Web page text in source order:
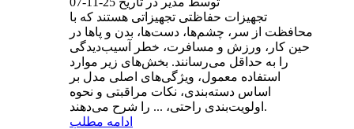
تجهیزات حفاظتی تجهیزاتی هستند که با
محافظت از سر، چشم‌ها، دست‌ها، بدن و پاها در
حین کار، ورزش و مسافرت، خطر آسیب‌دیدگی
را به حداقل می‌رسانند. بخش‌های زیر موارد
استفاده معمول، ویژگی‌های اصلی مدل بر
اساس دسته‌بندی، نکات مراقبتی و نحوه
اولویت‌بندی راحتی، ... را شرح می‌دهند.
ادامه مطلب